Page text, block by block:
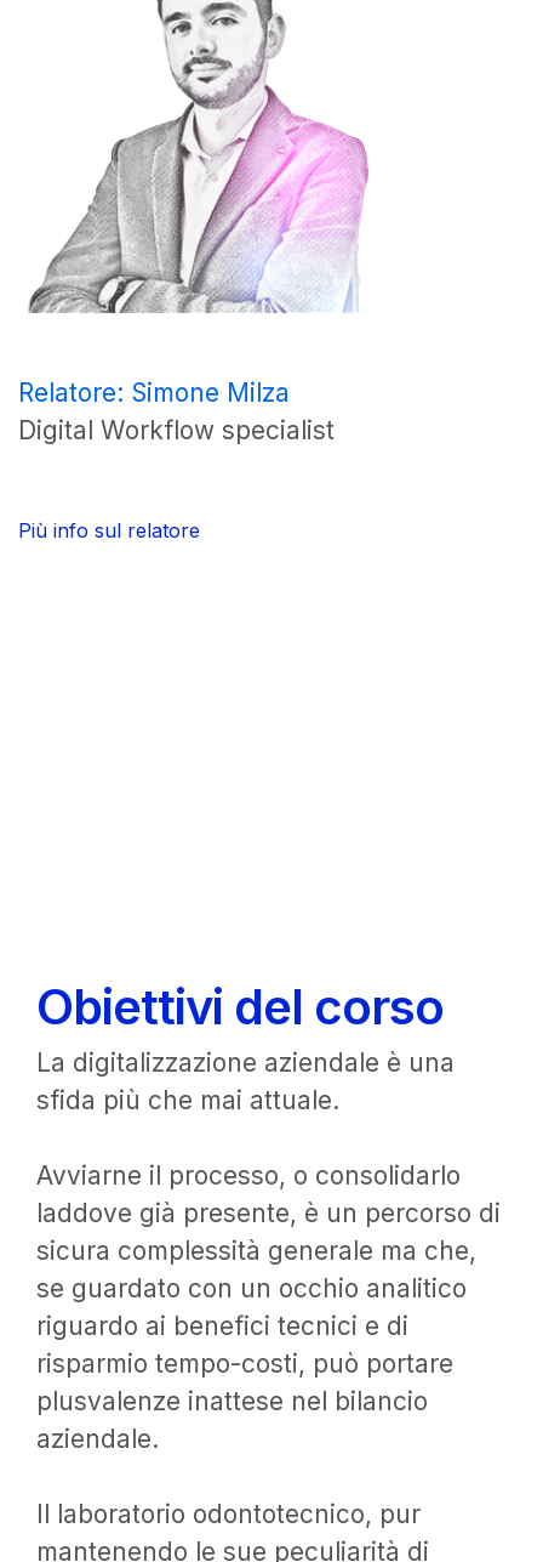
Relatore: Simone Milza
Digital Workflow specialist
Più info sul relatore
Obiettivi del corso
La digitalizzazione aziendale è una
sfida più che mai attuale.
Avviarne il processo, o consolidarlo
laddove già presente, è un percorso di
sicura complessità generale ma che,
se guardato con un occhio analitico
riguardo ai benefici tecnici e di
risparmio tempo-costi, può portare
plusvalenze inattese nel bilancio
aziendale.
Il laboratorio odontotecnico, pur
mantenendo le sue peculiarità di